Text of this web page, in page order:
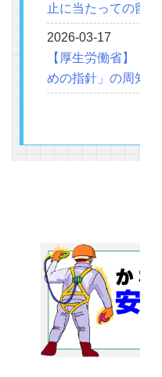
止に当たっての留意
2026-03-17
【厚生労働省】「
めの指針」の周知に